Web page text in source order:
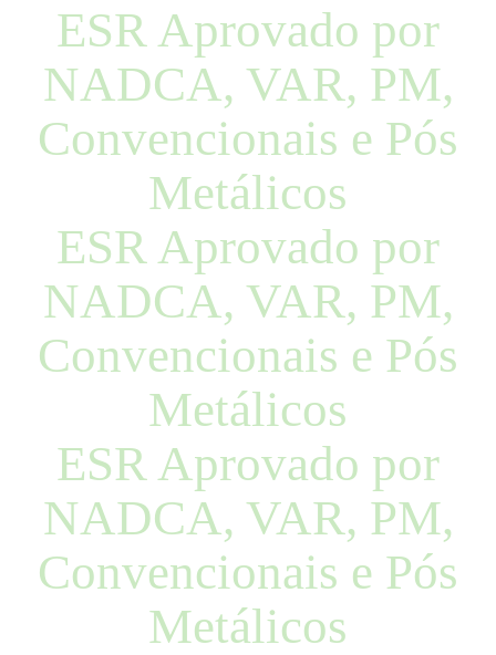
ESR Aprovado por
NADCA, VAR, PM,
Convencionais e Pós
Metálicos
ESR Aprovado por
NADCA, VAR, PM,
Convencionais e Pós
Metálicos
ESR Aprovado por
NADCA, VAR, PM,
Convencionais e Pós
Metálicos